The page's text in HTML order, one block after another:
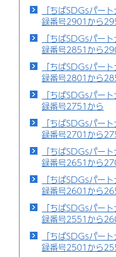
「ちばSDGsパー
録番号2901から
「ちばSDGsパー
録番号2851から
「ちばSDGsパー
録番号2801から
「ちばSDGsパー
録番号2751から
「ちばSDGsパー
録番号2701から
「ちばSDGsパー
録番号2651から
「ちばSDGsパー
録番号2601から
「ちばSDGsパー
録番号2551から
「ちばSDGsパー
録番号2501から